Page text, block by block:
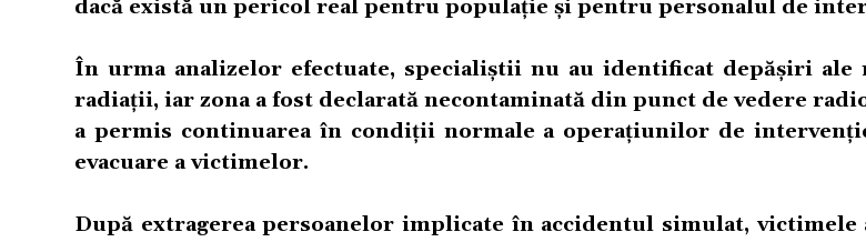
dacă există un pericol real pentru populație și pentru personalul de
În urma analizelor efectuate, specialiștii nu au identificat depășiri
radiații, iar zona a fost declarată necontaminată din punct de vedere
a permis continuarea în condiții normale a operațiunilor de
evacuare a victimelor.
După extragerea persoanelor implicate în accidentul simulat, victimele